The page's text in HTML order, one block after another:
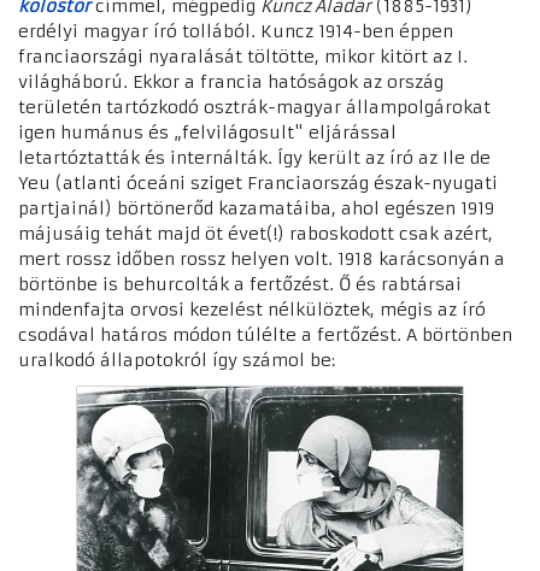
kolostorcímmel, mégpedig Kuncz Aladár(1885-1931)
erdélyi magyar író tollából. Kuncz 1914-ben éppen
franciaországi nyaralását töltötte, mikor kitört az I.
világháború. Ekkor a francia hatóságok az ország
területén tartózkodó osztrák-magyar állampolgárokat
igen humánus és „felvilágosult" eljárással
letartóztatták és internálták. Így került az író az Ile de
Yeu (atlanti óceáni sziget Franciaország észak-nyugati
partjainál) börtönerőd kazamatáiba, ahol egészen 1919
májusáig tehát majd öt évet(!) raboskodott csak azért,
mert rossz időben rossz helyen volt. 1918 karácsonyán a
börtönbe is behurcolták a fertőzést. Ő és rabtársai
mindenfajta orvosi kezelést nélkülöztek, mégis az író
csodával határos módon túlélte a fertőzést. A börtönben
uralkodó állapotokról így számol be: